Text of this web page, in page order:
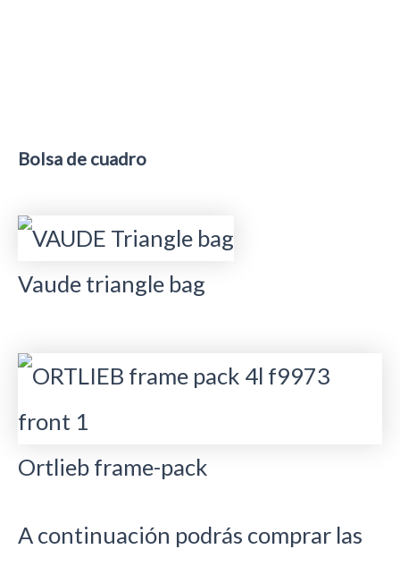
Bolsa de cuadro
Vaude triangle bag
Ortlieb frame-pack
A continuación podrás comprar las